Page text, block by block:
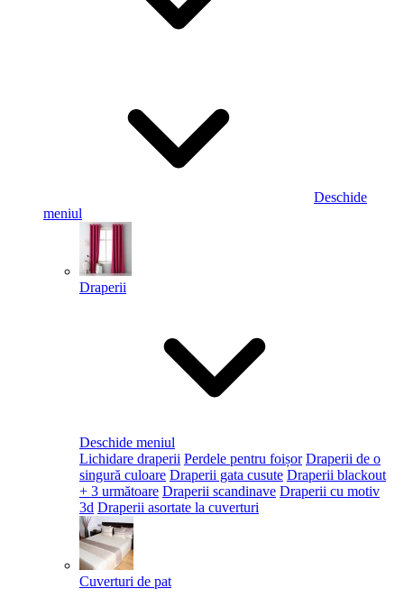
Deschide
meniul
Draperii
Deschide meniul
Lichidare draperii Perdele pentru foișor Draperii de o
singură culoare Draperii gata cusute Draperii blackout
+ 3 următoare Draperii scandinave Draperii cu motiv
3d Draperii asortate la cuverturi
Cuverturi de pat